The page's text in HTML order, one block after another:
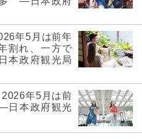
年5月は前年
割れ、一方で
本政府観光局
2026年5月は前
日本政府観光